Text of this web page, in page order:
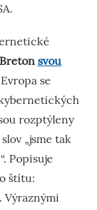
svou
Evropa se
rozptýleny
„jsme tak
Popisuje
štítu:
Výraznými